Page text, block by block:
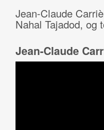
Jean-Claude
Nahal Tajadod, og
Jean-Claude